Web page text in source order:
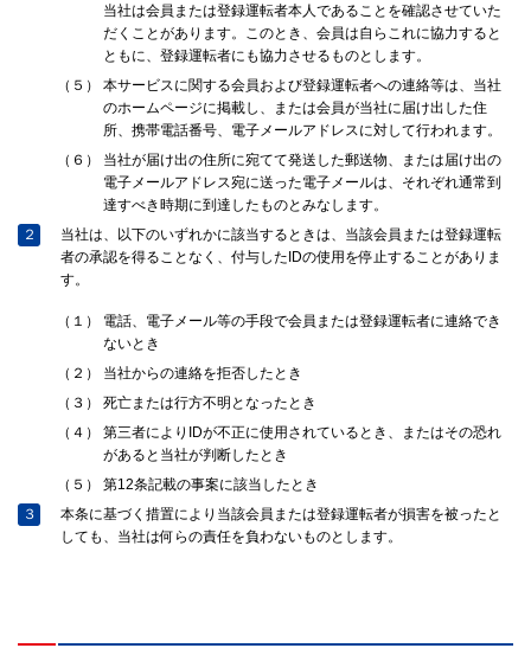
当社は会員または登録運転者本人であることを確認させていた
だくことがあります。このとき、会員は自らこれに協力すると
ともに、登録運転者にも協力させるものとします。
（５）
本サービスに関する会員および登録運転者への連絡等は、当社
のホームページに掲載し、または会員が当社に届け出した住
所、携帯電話番号、電子メールアドレスに対して行われます。
（６）
当社が届け出の住所に宛てて発送した郵送物、または届け出の
電子メールアドレス宛に送った電子メールは、それぞれ通常到
達すべき時期に到達したものとみなします。
２
当社は、以下のいずれかに該当するときは、当該会員または登録運転
者の承認を得ることなく、付与したIDの使用を停止することがありま
す。
（１）
電話、電子メール等の手段で会員または登録運転者に連絡でき
ないとき
（２）
当社からの連絡を拒否したとき
（３）
死亡または行方不明となったとき
（４）
第三者によりIDが不正に使用されているとき、またはその恐れ
があると当社が判断したとき
（５）
第12条記載の事案に該当したとき
３
本条に基づく措置により当該会員または登録運転者が損害を被ったと
しても、当社は何らの責任を負わないものとします。